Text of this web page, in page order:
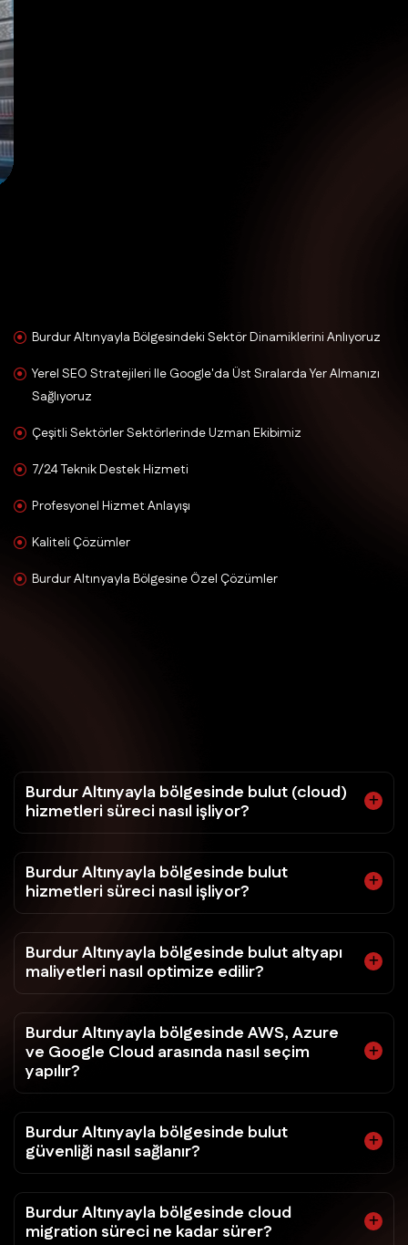
Burdur Altınyayla Bölgesindeki Sektör Dinamiklerini Anlıyoruz
Yerel SEO Stratejileri Ile Google'da Üst Sıralarda Yer Almanızı
Sağlıyoruz
Çeşitli Sektörler Sektörlerinde Uzman Ekibimiz
7/24 Teknik Destek Hizmeti
Profesyonel Hizmet Anlayışı
Kaliteli Çözümler
Burdur Altınyayla Bölgesine Özel Çözümler
Burdur Altınyayla bölgesinde bulut (cloud)
hizmetleri süreci nasıl işliyor?
Burdur Altınyayla bölgesinde bulut
hizmetleri süreci nasıl işliyor?
Burdur Altınyayla bölgesinde bulut altyapı
maliyetleri nasıl optimize edilir?
Burdur Altınyayla bölgesinde AWS, Azure
ve Google Cloud arasında nasıl seçim
yapılır?
Burdur Altınyayla bölgesinde bulut
güvenliği nasıl sağlanır?
Burdur Altınyayla bölgesinde cloud
migration süreci ne kadar sürer?